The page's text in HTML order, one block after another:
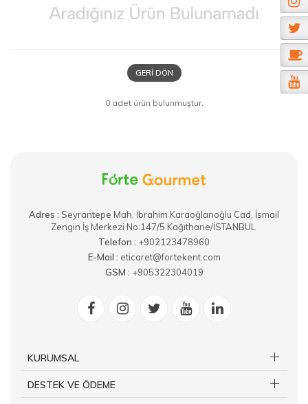
GERI DÖN
0 adet ürün bulunmuştur.
Adres : ​Seyrantepe Mah. İbrahim Karaoğlanoğlu Cad. İsmail
Zengin İş Merkezi No:147/5 Kağıthane/İSTANBUL
Telefon : +902123478960
E-Mail : eticaret@fortekent.com
GSM : +905322304019
KURUMSAL
DESTEK VE ÖDEME